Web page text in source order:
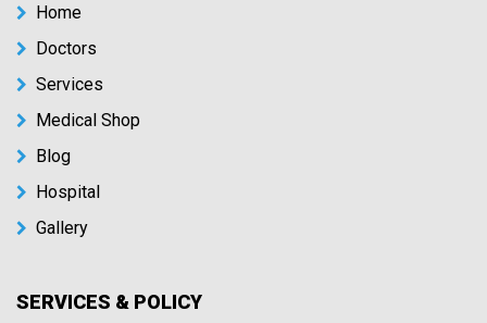
Home
Doctors
Services
Medical Shop
Blog
Hospital
Gallery
SERVICES & POLICY